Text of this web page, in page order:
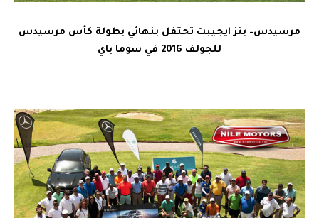
مرسيدس– بنز ايجيبت تحتفل بنهائي بطولة كأس مرسيدس
للجولف
في سوما باي